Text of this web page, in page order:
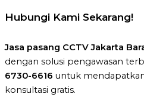
Hubungi Kami Sekarang!
Jasa pasang CCTV Jakarta
dengan solusi pengawasan
6730-6616 untuk
konsultasi gratis.